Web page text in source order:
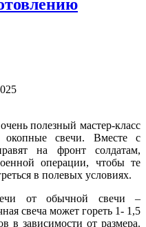
полезный мастер-класс
свечи. Вместе с
на фронт солдатам,
операции, чтобы те
в полевых условиях.
от обычной свечи –
свеча может гореть 1- 1,5
в зависимости от размера.